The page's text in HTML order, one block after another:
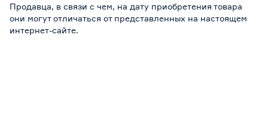
Продавца, в связи с чем, на дату приобретения товара
они могут отличаться от представленных на настоящем
интернет-сайте.